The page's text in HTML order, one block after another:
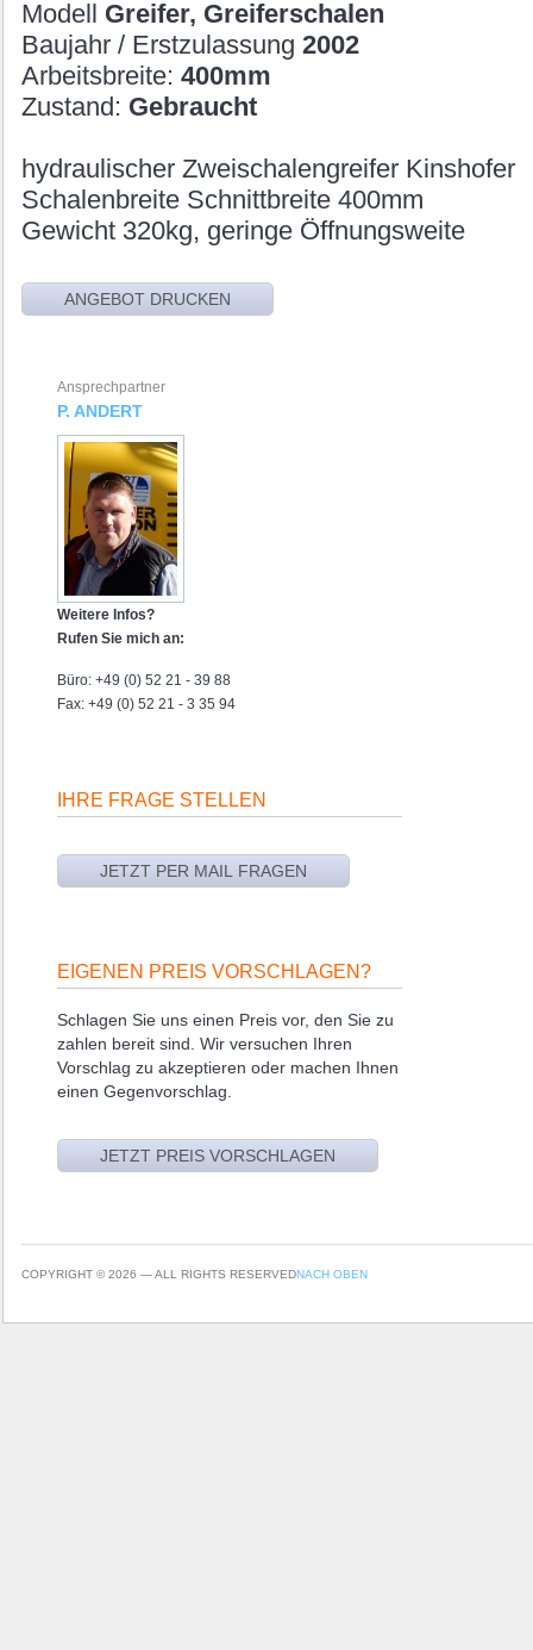
Modell Greifer, Greiferschalen
Baujahr / Erstzulassung 2002
Arbeitsbreite: 400mm
Zustand: Gebraucht
hydraulischer Zweischalengreifer Kinshofer
Schalenbreite Schnittbreite 400mm
Gewicht 320kg, geringe Öffnungsweite
Ansprechpartner
P. ANDERT
Weitere Infos?
Rufen Sie mich an:
Büro: +49 (0) 52 21 - 39 88
Fax: +49 (0) 52 21 - 3 35 94
IHRE FRAGE STELLEN
EIGENEN PREIS VORSCHLAGEN?
Schlagen Sie uns einen Preis vor, den Sie zu
zahlen bereit sind. Wir versuchen Ihren
Vorschlag zu akzeptieren oder machen Ihnen
einen Gegenvorschlag.
COPYRIGHT © 2026 — ALL RIGHTS RESERVEDNACH OBEN